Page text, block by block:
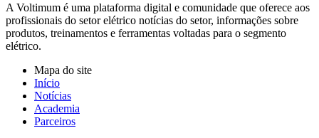
A Voltimum é uma plataforma digital e comunidade que oferece aos
profissionais do setor elétrico notícias do setor, informações sobre
produtos, treinamentos e ferramentas voltadas para o segmento
elétrico.
Mapa do site
Início
Notícias
Academia
Parceiros